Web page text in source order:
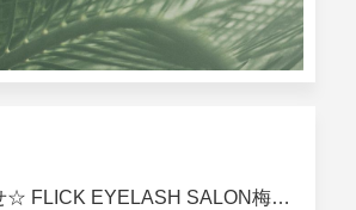
閉店のお知らせ☆ FLICK EYELASH SALON梅田茶屋町店